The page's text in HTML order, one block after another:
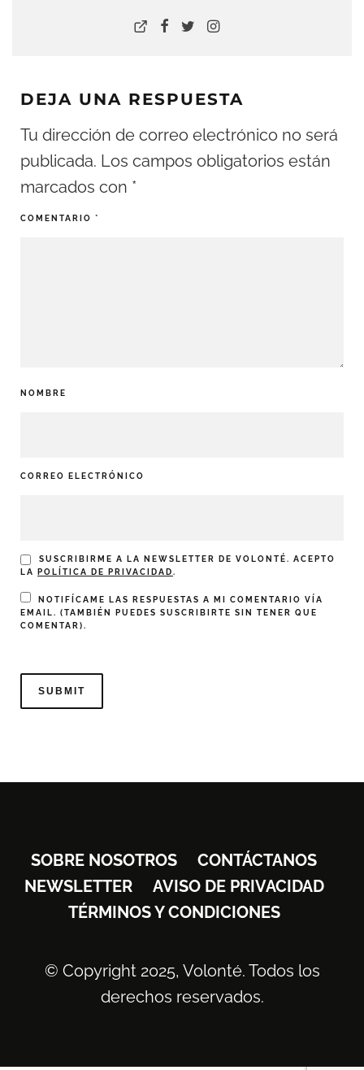
DEJA UNA RESPUESTA
Tu dirección de correo electrónico no será
publicada. Los campos obligatorios están
marcados con *
COMENTARIO *
NOMBRE
CORREO ELECTRÓNICO
SUSCRIBIRME A LA NEWSLETTER DE VOLONTÉ. ACEPTO
LA
POLÍTICA DE PRIVACIDAD.
NOTIFÍCAME LAS RESPUESTAS A MI COMENTARIO VÍA
EMAIL. (TAMBIÉN PUEDES SUSCRIBIRTE SIN TENER QUE
COMENTAR).
SOBRE NOSOTROS
CONTÁCTANOS
NEWSLETTER
AVISO DE PRIVACIDAD
TÉRMINOS Y CONDICIONES
© Copyright 2025, Volonté. Todos los
derechos reservados.